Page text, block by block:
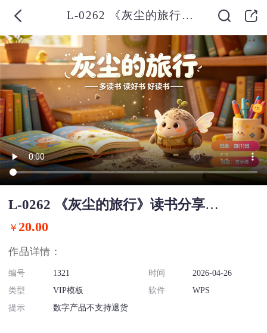
L-0262 《灰尘的旅行》读书分享PPT模板
L-0262 《灰尘的旅行》读书分享PPT模板
￥ 20.00
作品详情：
编号 1321 时间
2026-04-26
类型
VIP模板 软件
WPS
提示
数字产品不支持退货